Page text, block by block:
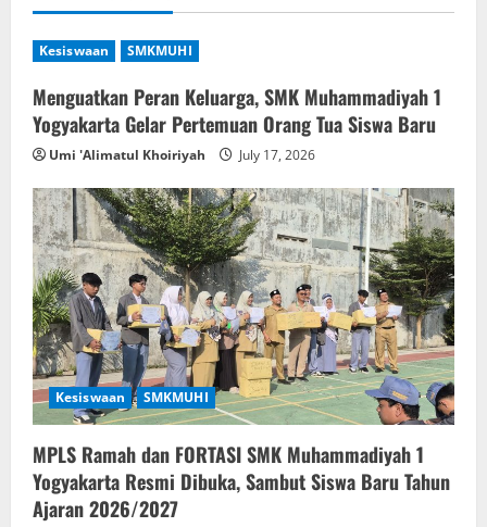
v
i
g
a
t
i
o
n
Kesiswaan SMKMUHI
Menguatkan Peran Keluarga, SMK Muhammadiyah 1
Yogyakarta Gelar Pertemuan Orang Tua Siswa Baru
Umi 'Alimatul Khoiriyah July 17, 2026
Kesiswaan SMKMUHI
MPLS Ramah dan FORTASI SMK Muhammadiyah 1
Yogyakarta Resmi Dibuka, Sambut Siswa Baru Tahun
Ajaran 2026/2027